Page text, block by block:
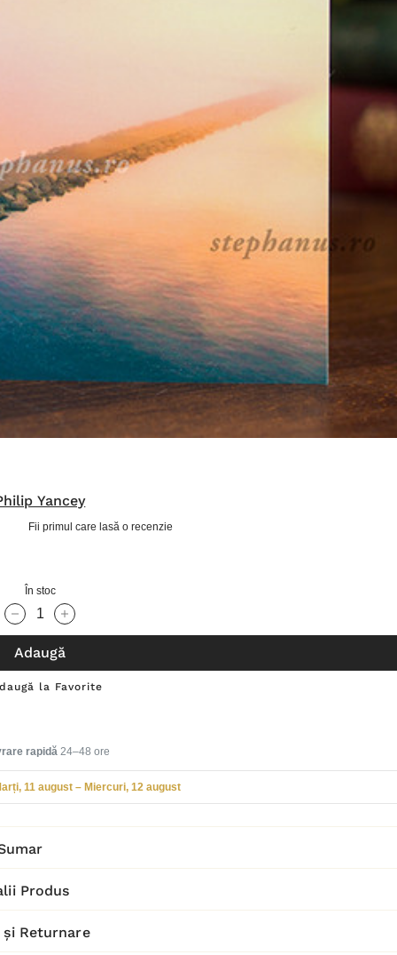
Yancey
Fii primul care lasă o recenzie
În stoc
Cantitate scăzută:
Cantitate Crescută:
Adaugă
la Favorite
rapidă 24–48 ore
11 august – Miercuri, 12 august
Produs
Returnare